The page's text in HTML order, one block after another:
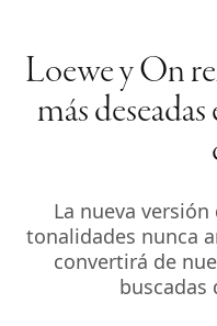
Loewe y On
más
La nueva
tonalidades nunca
convertirá de
buscadas